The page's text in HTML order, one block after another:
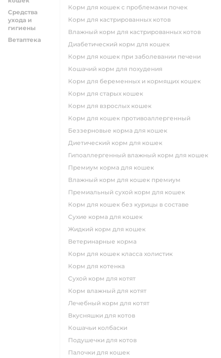
Средства
ухода и
гигиены
Ветаптека
корм для кошек с проблемами почек
Корм для кастрированных котов
влажный корм для кастрированных котов
диабетический корм для кошек
корм для кошек при заболевании печени
кошачий корм для похудения
корм для беременных и кормящих кошек
корм для старых кошек
корм для взрослых кошек
корм для кошек противоаллергенный
беззерновые корма для кошек
диетический корм для кошек
гипоаллергенный влажный корм для кошек
премиум корма для кошек
влажный корм для кошек премиум
премиальный сухой корм для кошек
корм для кошек без курицы в составе
сухие корма для кошек
жидкий корм для кошек
ветеринарные корма
корм для кошек класса холистик
корм для котенка
сухой корм для котят
корм влажный для котят
лечебный корм для котят
вкусняшки для котов
кошачьи колбаски
подушечки для котов
палочки для кошек